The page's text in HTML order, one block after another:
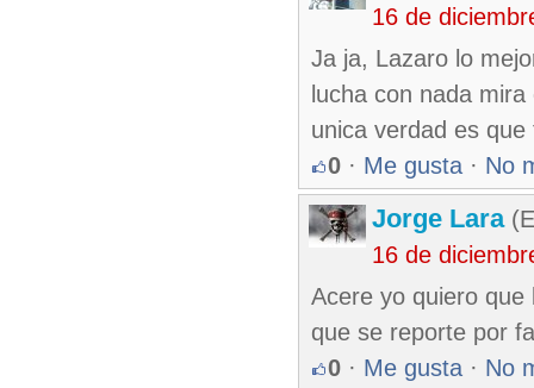
16 de
Ja ja, Lazaro lo
lucha con nada
unica verdad es
0 · Me gusta · No
Jorge Lara
16 de
Acere yo quiero
que se reporte por
0 · Me gusta · No